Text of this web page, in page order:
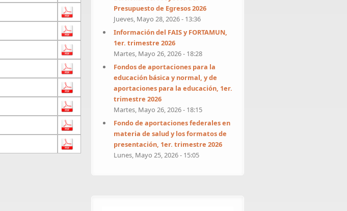
Presupuesto de Egresos 2026
Jueves, Mayo 28, 2026 - 13:36
Información del FAIS y FORTAMUN,
1er. trimestre 2026
Martes, Mayo 26, 2026 - 18:28
Fondos de aportaciones para la
educación básica y normal, y de
aportaciones para la educación, 1er.
trimestre 2026
Martes, Mayo 26, 2026 - 18:15
Fondo de aportaciones federales en
materia de salud y los formatos de
presentación, 1er. trimestre 2026
Lunes, Mayo 25, 2026 - 15:05